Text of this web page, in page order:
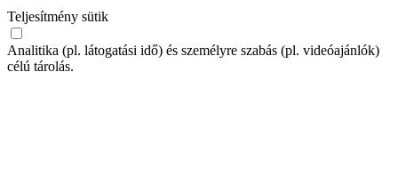
Teljesítmény sütik
Analitika (pl. látogatási idő) és személyre szabás (pl. videóajánlók)
célú tárolás.